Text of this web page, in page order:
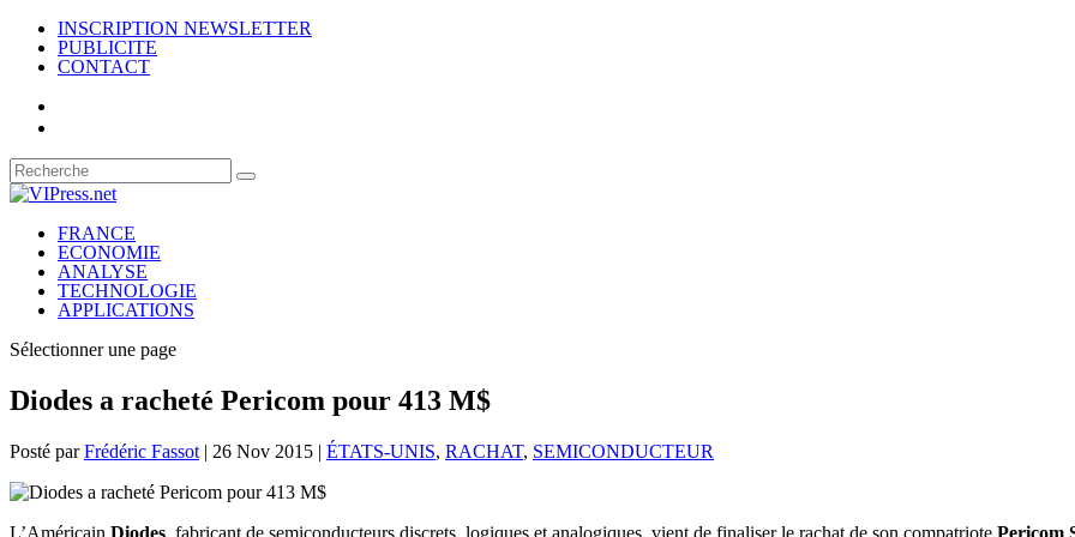
INSCRIPTION NEWSLETTER
PUBLICITE
CONTACT
FRANCE
ECONOMIE
ANALYSE
TECHNOLOGIE
APPLICATIONS
Sélectionner une page
Diodes a racheté Pericom pour 413 M$
Posté parFrédéric Fassot | 26 Nov 2015 | ÉTATS-UNIS, RACHAT, SEMICONDUCTEUR
L’Américain Diodes, fabricant de semiconducteurs discrets, logiques et analogiques, vient de finaliser le rachat de son compatriote Pericom